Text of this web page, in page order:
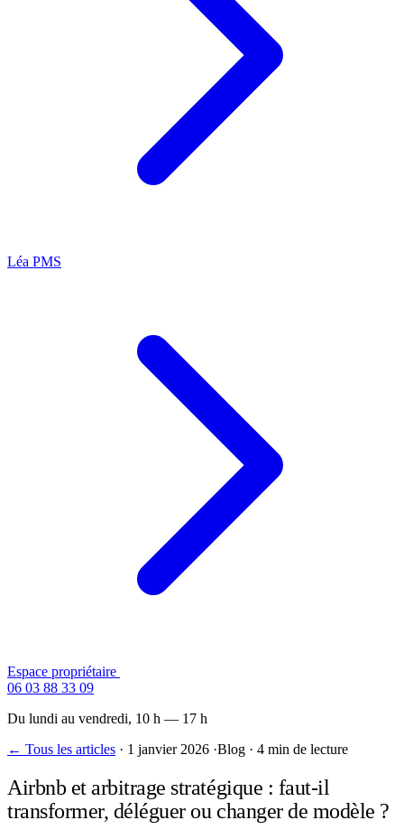
Léa PMS
Espace propriétaire
06 03 88 33 09
Du lundi au vendredi, 10 h — 17 h
← Tous les articles · 1 janvier 2026 ·Blog · 4 min de lecture
Airbnb et arbitrage stratégique : faut-il
transformer, déléguer ou changer de modèle ?